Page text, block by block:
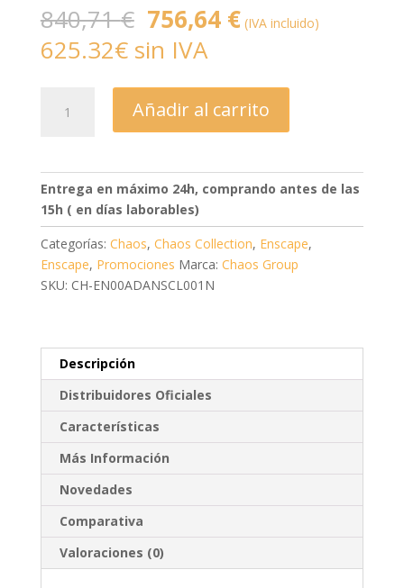
840,71€ El
precio
original
era:
840,71 €.
756,64 €El
precio
es:
756,64 €.
(IVA incluido)
625.32€ sin IVA
Collection
Añadir al carrito
Entrega en máximo 24h, comprando antes de las
15h ( en días laborables)
Categorías: Chaos, Chaos Collection, Enscape,
Enscape, Promociones Marca: Chaos Group
SKU: CH-EN00ADANSCL001N
Descripción
Distribuidores Oficiales
Características
Más Información
Novedades
Comparativa
Valoraciones (0)